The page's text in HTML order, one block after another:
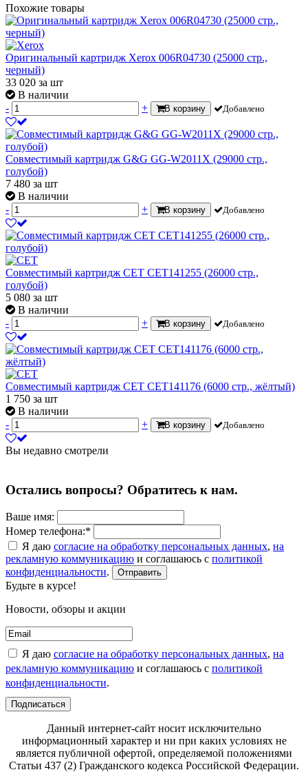
Похожие товары
Оригинальный картридж Xerox 006R04730 (25000 стр.,
черный)
33 020 за шт
В наличии
-
+ В корзину Добавлено
Совместимый картридж G&G GG-W2011X (29000 стр.,
голубой)
7 480 за шт
В наличии
-
+ В корзину Добавлено
Совместимый картридж CET CET141255 (26000 стр.,
голубой)
5 080 за шт
В наличии
-
+ В корзину Добавлено
Совместимый картридж CET CET141176 (6000 стр., жёлтый)
1 750 за шт
В наличии
-
+ В корзину Добавлено
Вы недавно смотрели
Остались вопросы? Обратитесь к нам.
Ваше имя:
Номер телефона:*
Я даю согласие на обработку персональных данных, на
рекламную коммуникацию и соглашаюсь с политикой
конфиденциальности. Отправить
Будьте в курсе!
Новости, обзоры и акции
Я даю согласие на обработку персональных данных, на
рекламную коммуникацию и соглашаюсь с политикой
конфиденциальности.
Подписаться
Данный интернет-сайт носит исключительно
информационный характер и ни при каких условиях не
является публичной офертой, определяемой положениями
Статьи 437 (2) Гражданского кодекса Российской Федерации.